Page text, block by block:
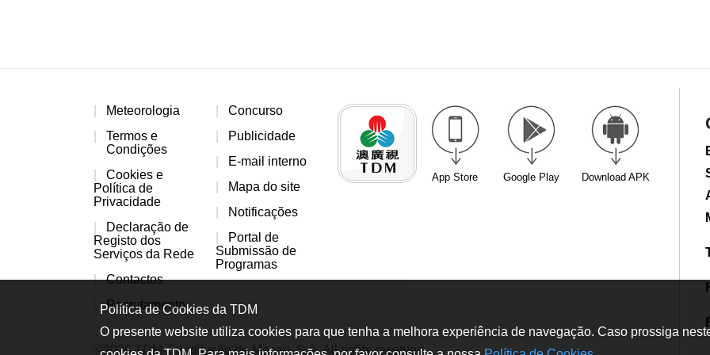
Meteorologia
Termos e
Condições
Cookies e
Política de
Privacidade
Declaração de
Registo dos
Serviços da Rede
Contactos
Recrutamento
Concurso
Publicidade
E-mail interno
Mapa do site
Notificações
Portal de
Submissão de
Programas
App Store Google Play Download APK
©2026 TDM-Teledifusão de Macau, S.A. All rights reserved
Política de Cookies da TDM
O presente website utiliza cookies para que tenha a melhora experiência de navegação. Caso prossiga